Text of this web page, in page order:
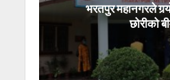
भरतपुर महानगरले
छोरीको